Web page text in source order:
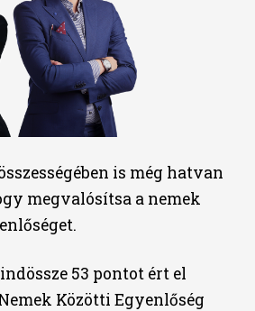
is még hatvan
megvalósítsa a nemek
53 pontot ért el
Közötti Egyenlőség